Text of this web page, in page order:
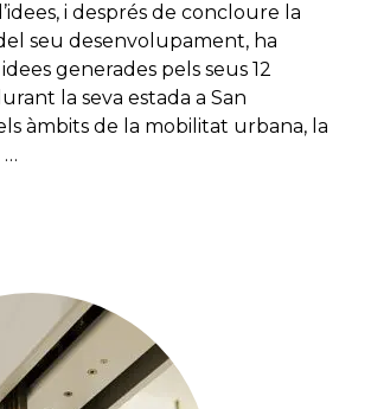
i després de concloure la
seu desenvolupament, ha
generades pels seus 12
la seva estada a San
àmbits de la mobilitat urbana, la
…